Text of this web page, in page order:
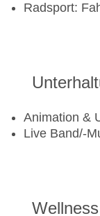
Radsport:
Animation &
Live Band/-
Wellness